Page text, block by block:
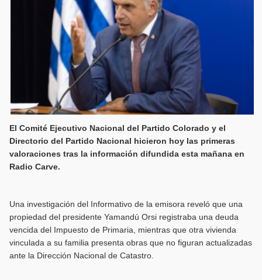
El Comité Ejecutivo Nacional del Partido Colorado y el
Directorio del Partido Nacional hicieron hoy las primeras
valoraciones tras la información difundida esta mañana en
Radio Carve.
Una investigación del Informativo de la emisora reveló que una
propiedad del presidente Yamandú Orsi registraba una deuda
vencida del Impuesto de Primaria, mientras que otra vivienda
vinculada a su familia presenta obras que no figuran actualizadas
ante la Dirección Nacional de Catastro.